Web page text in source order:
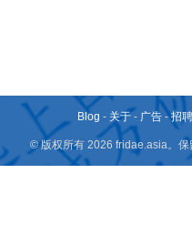
Blog - 关于 - 广告 -招
© 版权所有 2026 fridae.asia。